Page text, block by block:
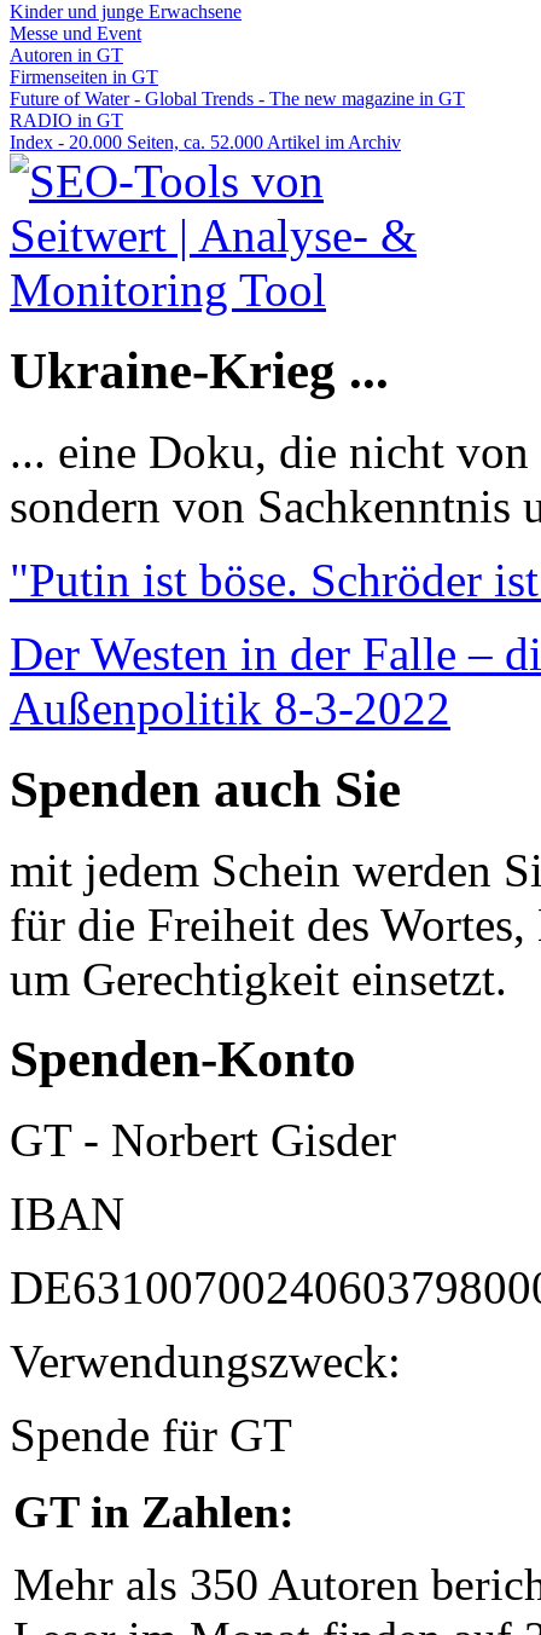
Kinder und junge Erwachsene
Messe und Event
Autoren in GT
Firmenseiten in GT
Future of Water - Global Trends - The new magazine in GT
RADIO in GT
Index - 20.000 Seiten, ca. 52.000 Artikel im Archiv
Ukraine-Krieg ...
... eine Doku, die nicht
sondern von Sachkenntnis
"Putin ist böse. Schröder
Der Westen in der Falle –
Außenpolitik 8-3-2022
Spenden auch Sie
mit jedem Schein werden
für die Freiheit des
um Gerechtigkeit einsetzt.
Spenden-Konto
GT - Norbert Gisder
IBAN
Verwendungszweck:
Spende für GT
GT in Zahlen:
Mehr als 350 Autoren